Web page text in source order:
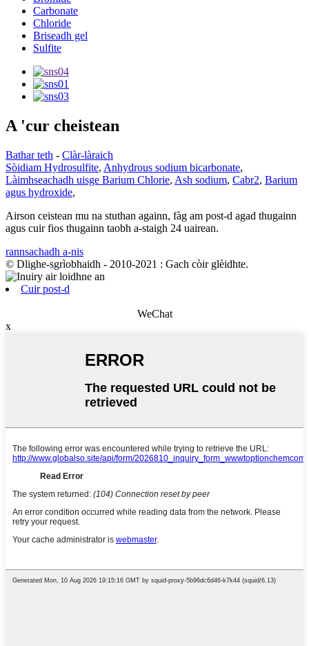
Carbonate
Chloride
Briseadh gel
Sulfite
A 'cur cheistean
Bathar teth - Clàr-làraich
Sòidiam Hydrosulfite, Anhydrous sodium bicarbonate,
Làimhseachadh uisge Barium Chlorie, Ash sodium, Cabr2, Barium
agus hydroxide,
Airson ceistean mu na stuthan againn, fàg am post-d agad thugainn
agus cuir fios thugainn taobh a-staigh 24 uairean.
rannsachadh a-nis
© Dlighe-sgrìobhaidh - 2010-2021 : Gach còir glèidhte.
Cuir post-d
WeChat
x